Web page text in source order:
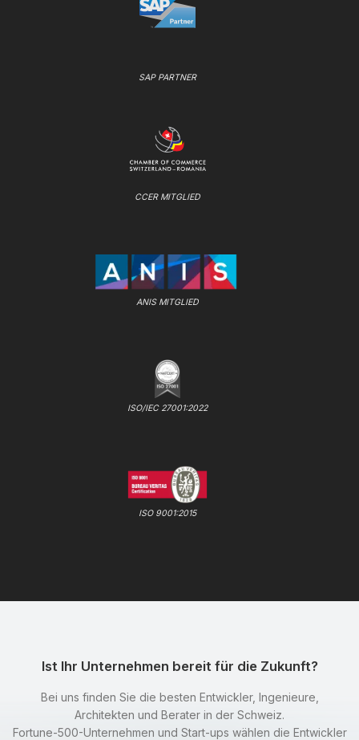
SAP PARTNER
CCER MITGLIED
ANIS MITGLIED
ISO/IEC 27001:2022
ISO 9001:2015
Ist Ihr Unternehmen bereit für die Zukunft?
Bei uns finden Sie die besten Entwickler, Ingenieure,
Architekten und Berater in der Schweiz.
Fortune-500-Unternehmen und Start-ups wählen die Entwickler